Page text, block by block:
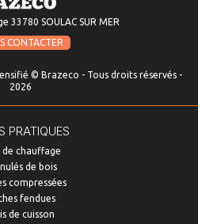
33780 SOULAC SUR MER
CONTACTER
© Brazeco - Tous droits réservés -
2026
PRATIQUES
de chauffage
de bois
compressées
fendues
de cuisson